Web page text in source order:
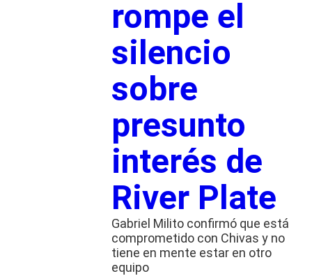
rompe el
silencio
sobre
presunto
interés de
River Plate
Gabriel Milito confirmó que está
comprometido con Chivas y no
tiene en mente estar en otro
equipo